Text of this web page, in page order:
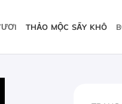
THẢO MỘC SẤY KHÔ